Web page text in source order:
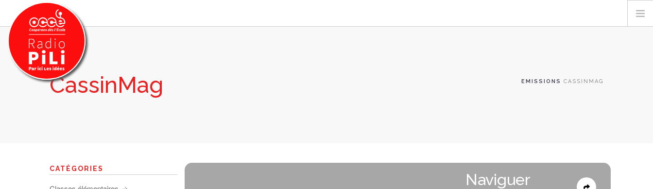
PRÉSENTATION
GRILLE DES PROGRAMMES
RECHERCHER
CassinMag EMISSIONS CASSINMAG
Naviguer
CATÉGORIES